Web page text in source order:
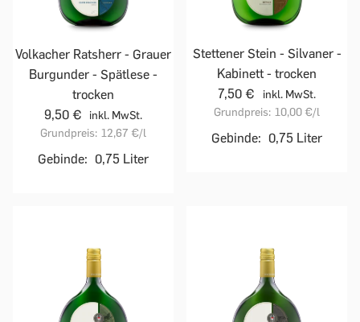
Volkacher Ratsherr - Grauer
Burgunder - Spätlese -
trocken
9,50 €
inkl. MwSt.
Grundpreis: 12,67 €/l
Gebinde: 0,75 Liter
Stettener Stein - Silvaner -
Kabinett - trocken
7,50 €
inkl. MwSt.
Grundpreis: 10,00 €/l
Gebinde: 0,75 Liter